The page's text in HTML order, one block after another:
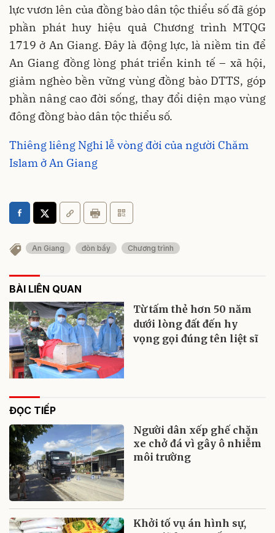
lực vươn lên của đồng bào dân tộc thiểu số đã góp
phần phát huy hiệu quả Chương trình MTQG
1719 ở An Giang. Đây là động lực, là niềm tin để
An Giang đồng lòng phát triển kinh tế – xã hội,
giảm nghèo bền vững vùng đồng bào DTTS, góp
phần nâng cao đời sống, thay đổi diện mạo vùng
đông đồng bào dân tộc thiểu số.
Thiêng liêng Nghi lễ vòng đời của người Chăm
Islam ở An Giang
An Giang đòn bẩy Chương trình
BÀI LIÊN QUAN
Từ tấm thẻ hơn 50 năm
dưới lòng đất đến hy
vọng gọi đúng tên liệt sĩ
ĐỌC TIẾP
Người dân xếp ghế chặn
xe chở đá vì gây ô nhiễm
môi trường
Khởi tố vụ án hình sự,